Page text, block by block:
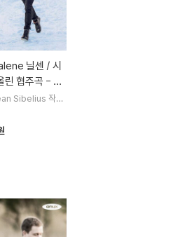
린 협주곡 - 유
Violin
/ Sibelius:
Op.47)
Sibelius 작곡